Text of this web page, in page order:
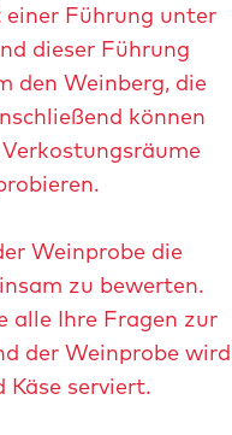
Führung unter
dieser Führung
den Weinberg, die
können
Weinprobe die
zu bewerten.
alle Ihre Fragen zur
der Weinprobe wird
Käse serviert.